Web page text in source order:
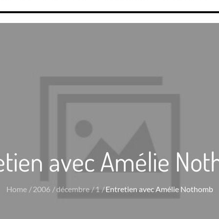
avec Amélie
Home 2006 décembre 1 Entretien avec Amélie Nothomb